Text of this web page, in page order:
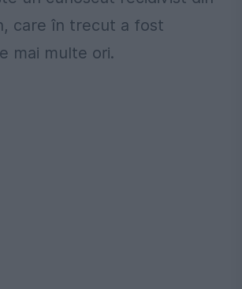
care în trecut a fost
mai multe ori.